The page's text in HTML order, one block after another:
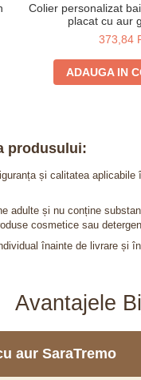
Colier personalizat
placat cu aur
373,84
ADAUGA IN
produsului:
și calitatea
adulte și nu conține
cosmetice sau
înainte de livrare
Avantajele
aur SaraTremo